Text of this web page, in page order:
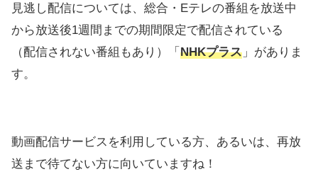
見逃し配信については、総合・Eテレの番組を放送中
から放送後1週間までの期間限定で配信されている
（配信されない番組もあり）「 NHKプラス 」がありま
す。
動画配信サービスを利用している方、あるいは、再放
送まで待てない方に向いていますね！